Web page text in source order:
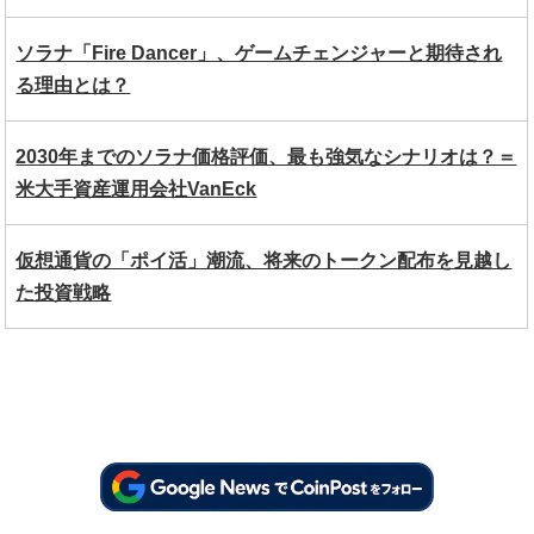
ソラナ「Fire Dancer」、ゲームチェンジャーと期待され
る理由とは？
2030年までのソラナ価格評価、最も強気なシナリオは？＝
米大手資産運用会社VanEck
仮想通貨の「ポイ活」潮流、将来のトークン配布を見越し
た投資戦略